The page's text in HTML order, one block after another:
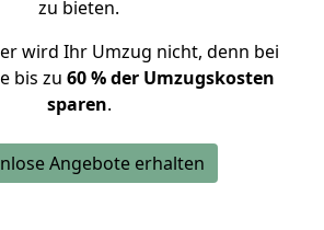
zu bieten.
wird Ihr Umzug nicht, denn bei
bis zu 60 % der Umzugskosten
sparen.
Angebote erhalten